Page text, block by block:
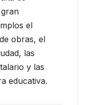
el
obras, el
las
y las
educativa.